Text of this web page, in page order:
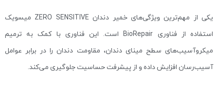
یکی از مهم‌ترین ویژگی‌های خمیر دندان ZERO SENSITIVE میسویک
استفاده از فناوری BioRepair است. این فناوری با کمک به ترمیم
میکروآسیب‌های سطح مینای دندان، مقاومت دندان را در برابر عوامل
آسیب‌رسان افزایش داده و از پیشرفت حساسیت جلوگیری می‌کند.